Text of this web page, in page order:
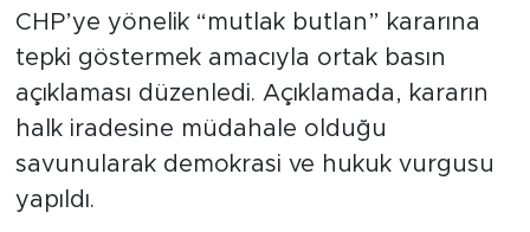
CHP’ye yönelik “mutlak butlan” kararına
tepki göstermek amacıyla ortak basın
açıklaması düzenledi. Açıklamada, kararın
halk iradesine müdahale olduğu
savunularak demokrasi ve hukuk vurgusu
yapıldı.